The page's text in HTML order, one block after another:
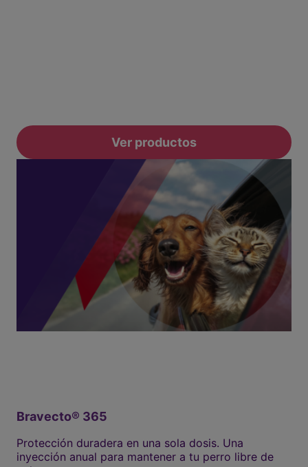
Ver productos
Bravecto® 365
Protección duradera en una sola dosis. Una
inyección anual para mantener a tu perro libre de